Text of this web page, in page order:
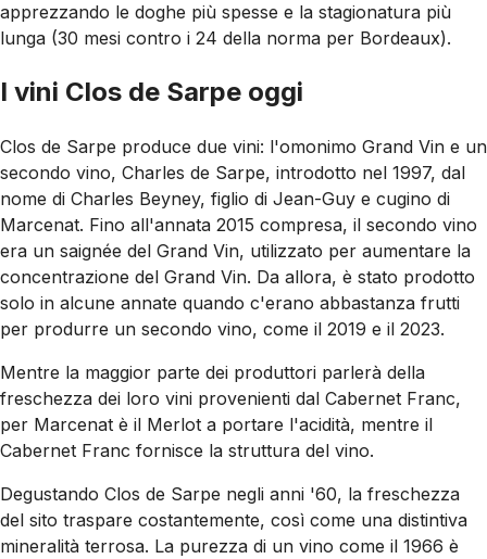
apprezzando le doghe più spesse e la stagionatura più
lunga (30 mesi contro i 24 della norma per Bordeaux).
I vini Clos de Sarpe oggi
Clos de Sarpe produce due vini: l'omonimo Grand Vin e un
secondo vino, Charles de Sarpe, introdotto nel 1997, dal
nome di Charles Beyney, figlio di Jean-Guy e cugino di
Marcenat. Fino all'annata 2015 compresa, il secondo vino
era un saignée del Grand Vin, utilizzato per aumentare la
concentrazione del Grand Vin. Da allora, è stato prodotto
solo in alcune annate quando c'erano abbastanza frutti
per produrre un secondo vino, come il 2019 e il 2023.
Mentre la maggior parte dei produttori parlerà della
freschezza dei loro vini provenienti dal Cabernet Franc,
per Marcenat è il Merlot a portare l'acidità, mentre il
Cabernet Franc fornisce la struttura del vino.
Degustando Clos de Sarpe negli anni '60, la freschezza
del sito traspare costantemente, così come una distintiva
mineralità terrosa. La purezza di un vino come il 1966 è